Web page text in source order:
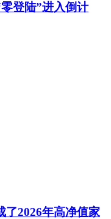
登陆”进入倒计
了2026年高净值家